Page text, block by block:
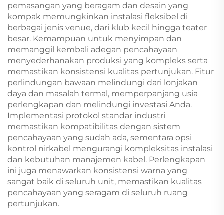
pemasangan yang beragam dan desain yang
kompak memungkinkan instalasi fleksibel di
berbagai jenis venue, dari klub kecil hingga teater
besar. Kemampuan untuk menyimpan dan
memanggil kembali adegan pencahayaan
menyederhanakan produksi yang kompleks serta
memastikan konsistensi kualitas pertunjukan. Fitur
perlindungan bawaan melindungi dari lonjakan
daya dan masalah termal, memperpanjang usia
perlengkapan dan melindungi investasi Anda.
Implementasi protokol standar industri
memastikan kompatibilitas dengan sistem
pencahayaan yang sudah ada, sementara opsi
kontrol nirkabel mengurangi kompleksitas instalasi
dan kebutuhan manajemen kabel. Perlengkapan
ini juga menawarkan konsistensi warna yang
sangat baik di seluruh unit, memastikan kualitas
pencahayaan yang seragam di seluruh ruang
pertunjukan.